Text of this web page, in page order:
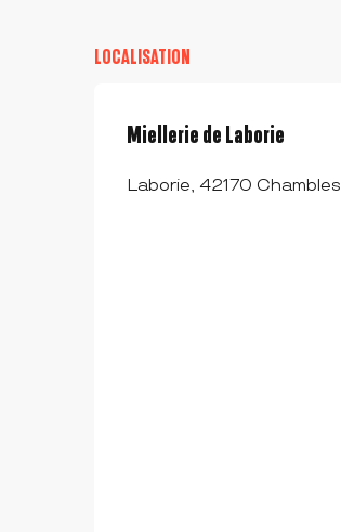
LOCALISATION
Miellerie de Laborie
Laborie, 42170 Chambles